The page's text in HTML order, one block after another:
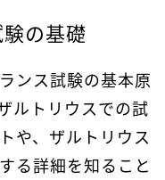
の基礎
ンス試験の基本原
ルトリウスでの試
や、ザルトリウス
る詳細を知ること